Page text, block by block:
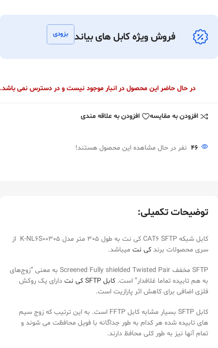
فروش ویژه کابل های بیاند بزودی
در حال حاضر این محصول در انبار موجود نیست و در دسترس نمی باشد.
افزودن به مقایسه افزودن به علاقه مندی
46 نفر در حال مشاهده این محصول هستند!
توضیحات تکمیلی:
کابل شبکه CAT6 SFTP کی نت به طول 305 متر مدل K-NL6S00305 از
سری محصولات برند کی نت میباشد.
SFTP مخفف Screened Fully shielded Twisted Pair به معنی “زوج‌های
به هم تابیده تماما غلافدار” است. کابل SFTP کی نت دارای یک روکش
فلزی اضافی برای کاهش اثر پارازیت است.
کابل SFTP بسیار مشابه کابل FFTP است. به این ترتیب که زوج سیم
های تابیده شده هر کدام به طور جداگانه با فویل محافظت می شوند و
تمام آنها نیز به طور کلی محافظ دارند.